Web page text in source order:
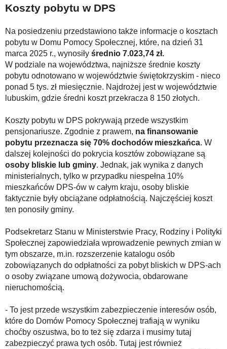
Koszty pobytu w DPS
Na posiedzeniu przedstawiono także informacje o kosztach
pobytu w Domu Pomocy Społecznej, które, na dzień 31
marca 2025 r., wynosiły średnio 7.023,74 zł.
W podziale na województwa, najniższe średnie koszty
pobytu odnotowano w województwie świętokrzyskim - nieco
ponad 5 tys. zł miesięcznie. Najdrożej jest w województwie
lubuskim, gdzie średni koszt przekracza 8 150 złotych.
Koszty pobytu w DPS pokrywają przede wszystkim
pensjonariusze. Zgodnie z prawem, na finansowanie
pobytu przeznacza się 70% dochodów mieszkańca. W
dalszej kolejności do pokrycia kosztów zobowiązane są
osoby bliskie lub gminy. Jednak, jak wynika z danych
ministerialnych, tylko w przypadku niespełna 10%
mieszkańców DPS-ów w całym kraju, osoby bliskie
faktycznie były obciążane odpłatnością. Najczęściej koszt
ten ponosiły gminy.
Podsekretarz Stanu w Ministerstwie Pracy, Rodziny i Polityki
Społecznej zapowiedziała wprowadzenie pewnych zmian w
tym obszarze, m.in. rozszerzenie katalogu osób
zobowiązanych do odpłatności za pobyt bliskich w DPS-ach
o osoby związane umową dożywocia, obdarowane
nieruchomością.
- To jest przede wszystkim zabezpieczenie interesów osób,
które do Domów Pomocy Społecznej trafiają w wyniku
choćby oszustwa, bo to też się zdarza i musimy tutaj
zabezpieczyć prawa tych osób. Tutaj jest również